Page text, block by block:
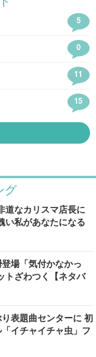
グ
なカリスマ店長に
い私があなたになる
場「気付かなかっ
トざわつく【ネタバ
表題曲センターに 初
イチャイチャ虫」フ